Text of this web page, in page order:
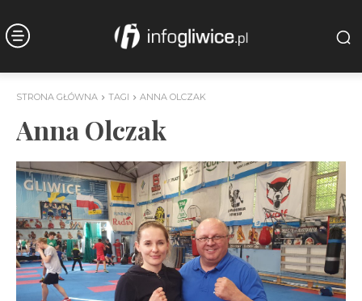
STRONA GŁÓWNA TAGI ANNA OLCZAK
Anna Olczak